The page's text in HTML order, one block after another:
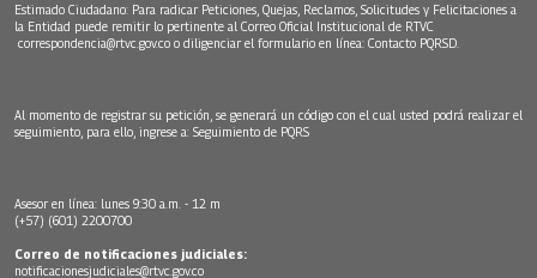
Estimado Ciudadano: Para radicar Peticiones, Quejas, Reclamos, Solicitudes y Felicitaciones a
la Entidad puede remitir lo pertinente al Correo Oficial Institucional de RTVC
correspondencia@rtvc.gov.co o diligenciar el formulario en línea: Contacto PQRSD.
Al momento de registrar su petición, se generará un código con el cual usted podrá realizar el
seguimiento, para ello, ingrese a: Seguimiento de PQRS
Asesor en línea: lunes 9:30 a.m. - 12 m
(+57) (601) 2200700
Correo de notificaciones judiciales:
notificacionesjudiciales@rtvc.gov.co